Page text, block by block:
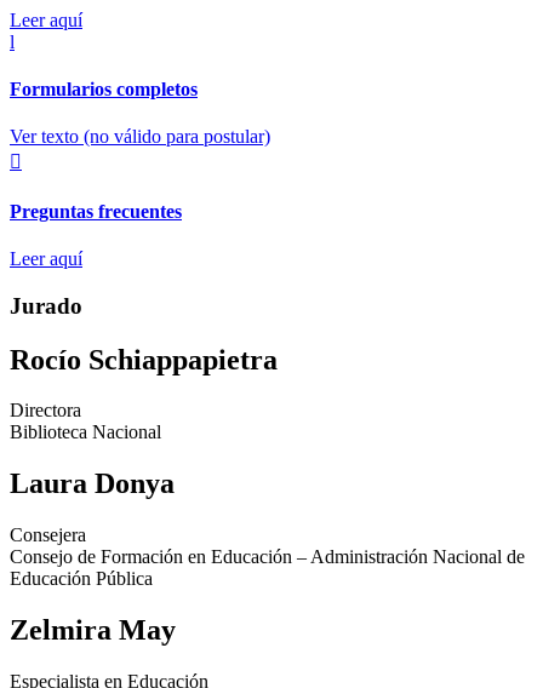
Leer aquí
l
Formularios completos
Ver texto (no válido para postular)

Preguntas frecuentes
Leer aquí
Jurado
Rocío Schiappapietra
Directora
Biblioteca Nacional
Laura Donya
Consejera
Consejo de Formación en Educación – Administración Nacional de
Educación Pública
Zelmira May
Especialista en Educación